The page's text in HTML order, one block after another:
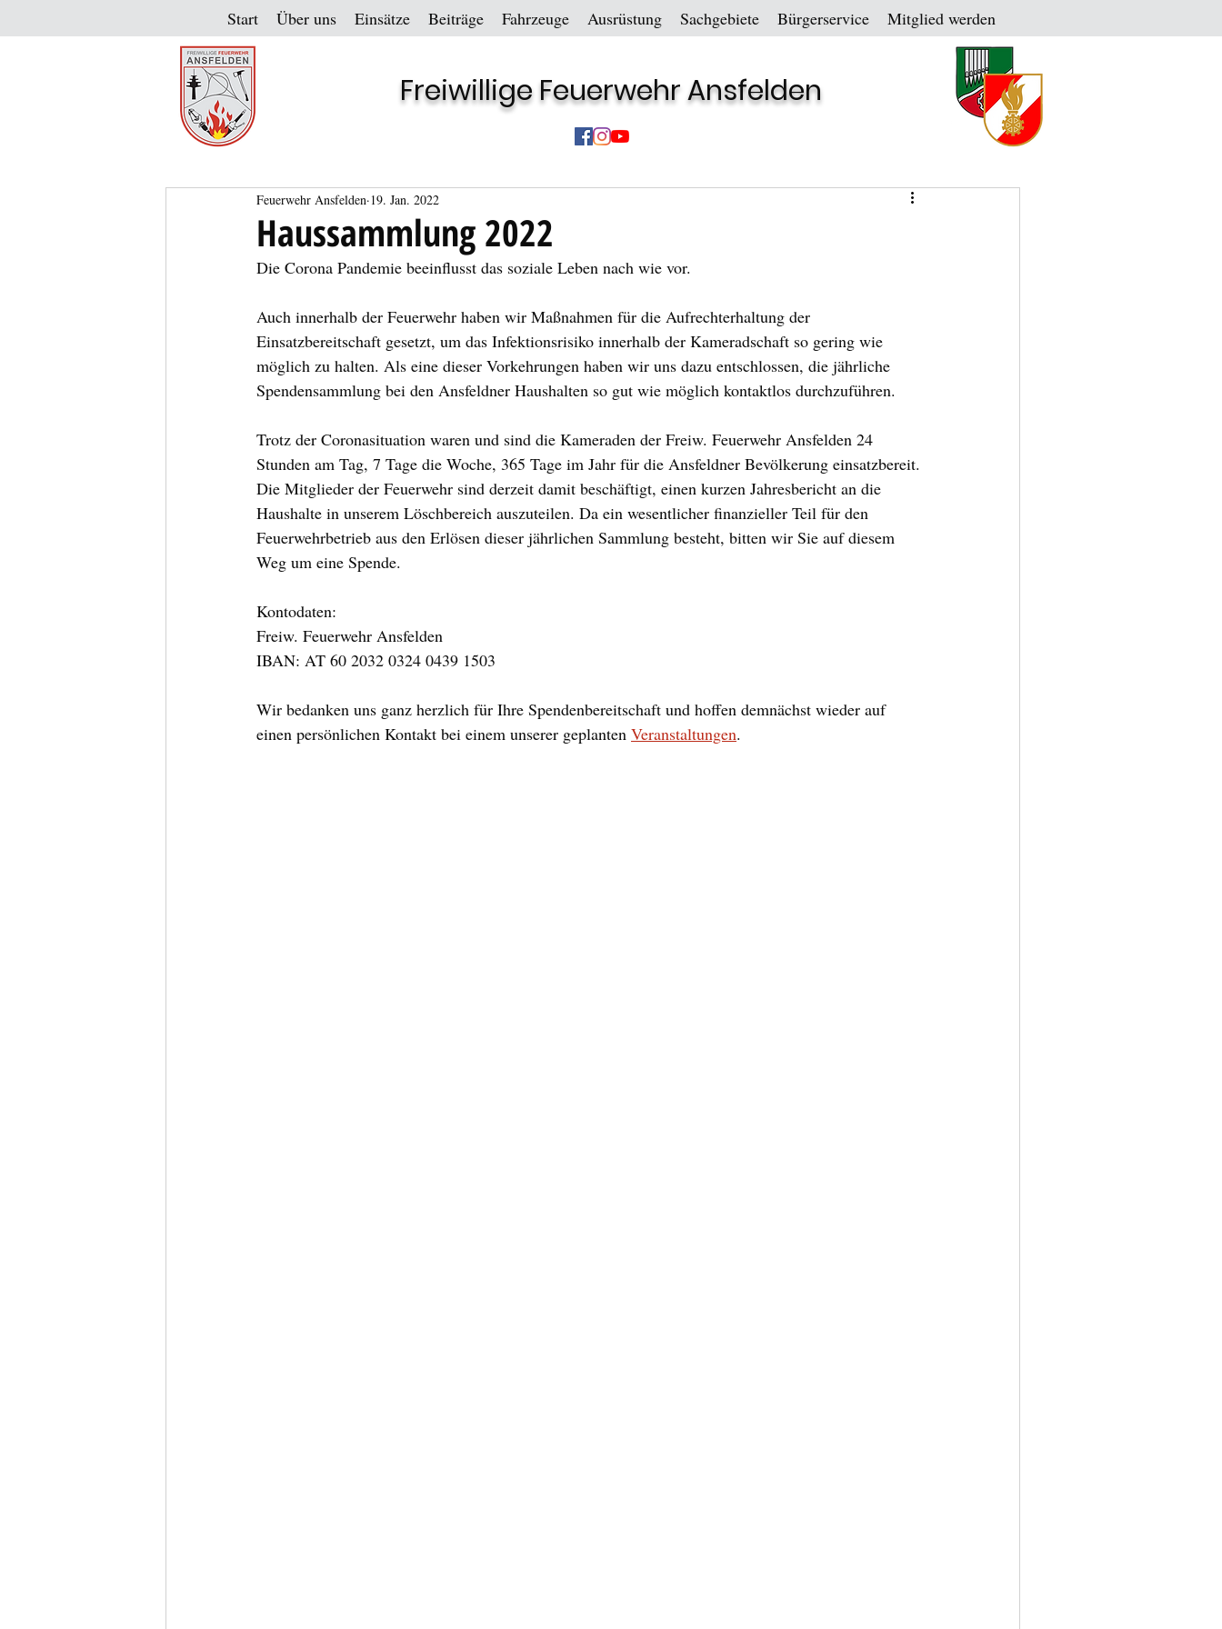
Start Über uns Einsätze Beiträge Fahrzeuge Ausrüstung Sachgebiete Bürgerservice Mitglied werden
Freiwillige Feuerwehr Ansfelden
Haussammlung 2022
Feuerwehr Ansfelden 19. Jan. 2022
Die Corona Pandemie beeinflusst das soziale Leben nach wie vor.
Auch innerhalb der Feuerwehr haben wir Maßnahmen für die Aufrechterhaltung der
Einsatzbereitschaft gesetzt, um das Infektionsrisiko innerhalb der Kameradschaft so gering wie
möglich zu halten. Als eine dieser Vorkehrungen haben wir uns dazu entschlossen, die jährliche
Spendensammlung bei den Ansfeldner Haushalten so gut wie möglich kontaktlos durchzuführen.
Trotz der Coronasituation waren und sind die Kameraden der Freiw. Feuerwehr Ansfelden 24
Stunden am Tag, 7 Tage die Woche, 365 Tage im Jahr für die Ansfeldner Bevölkerung einsatzbereit.
Die Mitglieder der Feuerwehr sind derzeit damit beschäftigt, einen kurzen Jahresbericht an die
Haushalte in unserem Löschbereich auszuteilen. Da ein wesentlicher finanzieller Teil für den
Feuerwehrbetrieb aus den Erlösen dieser jährlichen Sammlung besteht, bitten wir Sie auf diesem
Weg um eine Spende.
Kontodaten:
Freiw. Feuerwehr Ansfelden
IBAN: AT 60 2032 0324 0439 1503
Wir bedanken uns ganz herzlich für Ihre Spendenbereitschaft und hoffen demnächst wieder auf
einen persönlichen Kontakt bei einem unserer geplanten Veranstaltungen.